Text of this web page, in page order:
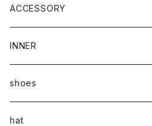
ACCESSORY
INNER
shoes
hat